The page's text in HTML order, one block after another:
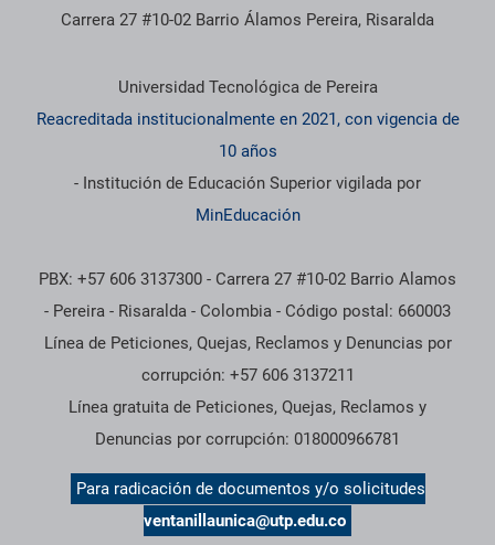
Carrera 27 #10-02 Barrio Álamos Pereira, Risaralda
Información institucional
Universidad Tecnológica de Pereira
Reacreditada institucionalmente en 2021, con vigencia de
10 años
- Institución de Educación Superior vigilada por
MinEducación
PBX: +57 606 3137300 - Carrera 27 #10-02 Barrio Alamos
- Pereira - Risaralda - Colombia - Código postal: 660003
Línea de Peticiones, Quejas, Reclamos y Denuncias por
corrupción: +57 606 3137211
Línea gratuita de Peticiones, Quejas, Reclamos y
Denuncias por corrupción: 018000966781
Para radicación de documentos y/o solicitudes
ventanillaunica@utp.edu.co